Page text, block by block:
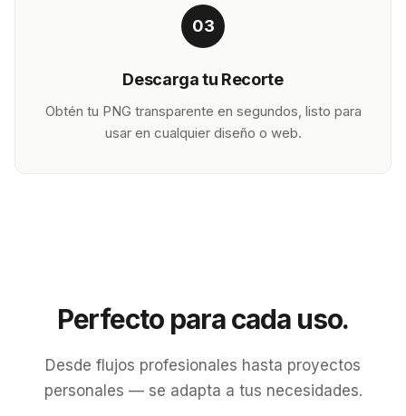
03
Descarga tu Recorte
Obtén tu PNG transparente en segundos, listo para
usar en cualquier diseño o web.
Perfecto para cada uso.
Desde flujos profesionales hasta proyectos
personales — se adapta a tus necesidades.